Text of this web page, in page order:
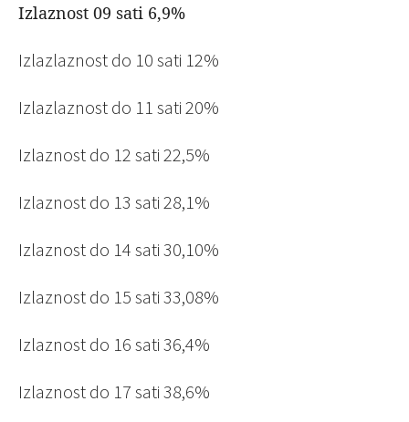
Izlaznost 09 sati 6,9%
Izlazlaznost do 10 sati 12%
Izlazlaznost do 11 sati 20%
Izlaznost do 12 sati 22,5%
Izlaznost do 13 sati 28,1%
Izlaznost do 14 sati 30,10%
Izlaznost do 15 sati 33,08%
Izlaznost do 16 sati 36,4%
Izlaznost do 17 sati 38,6%